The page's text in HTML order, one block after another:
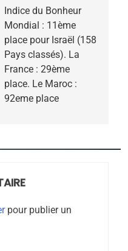
Indice du Bonheur
Mondial : 11ème
place pour Israël (158
Pays classés). La
France : 29ème
place. Le Maroc :
92eme place
pour publier un
ET RÉSILIENTE :
JE REVENDIQUE
par Thérèse
Dvir
le miel de Tadla